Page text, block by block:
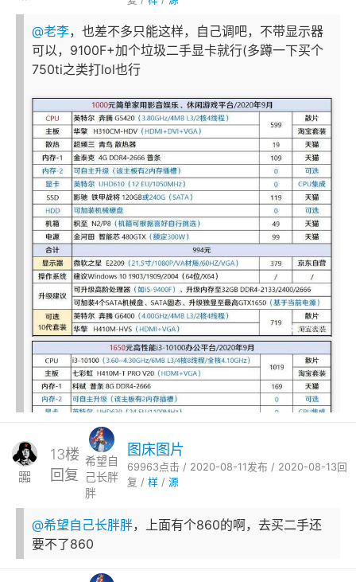
@老李，也差不多只能这样，自己调吧，不带显示器
可以，9100F+加个垃圾二手显卡就行(多蹲一下买个
750ti之类打lol也行
嚻
13楼
回复
希望自
己长胖
胖
图床图片
69963点击 / 2020-08-11发布 / 2020-08-13回
复 / 样/ 源
@希望自己长胖胖，上面有个860的啊，去买二手还
要不了860